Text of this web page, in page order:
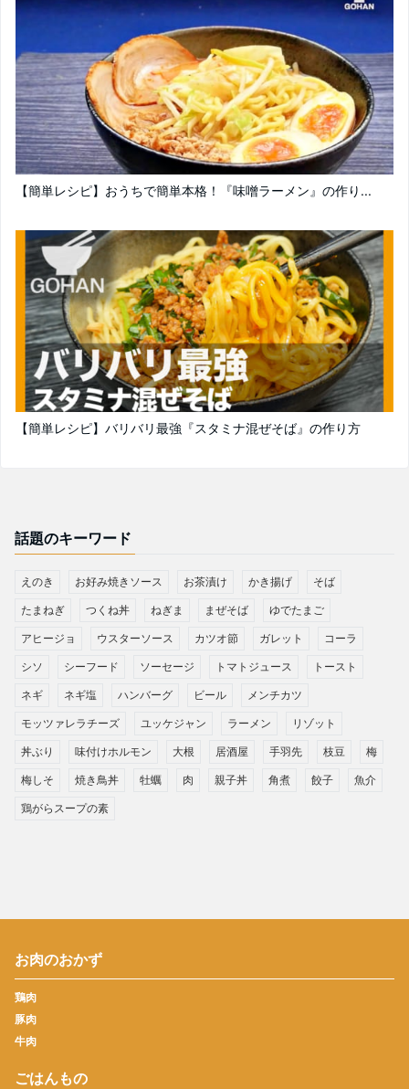
【簡単レシピ】おうちで簡単本格！『味噌ラーメン』の作り...
【簡単レシピ】バリバリ最強『スタミナ混ぜそば』の作り方
話題のキーワード
えのき お好み焼きソース お茶漬け かき揚げ そば
たまねぎ つくね丼 ねぎま まぜそば ゆでたまご
アヒージョ ウスターソース カツオ節 ガレット コーラ
シソ シーフード ソーセージ トマトジュース トースト
ネギ ネギ塩 ハンバーグ ビール メンチカツ
モッツァレラチーズ ユッケジャン ラーメン リゾット
丼ぶり 味付けホルモン 大根 居酒屋 手羽先 枝豆 梅
梅しそ 焼き鳥丼 牡蠣 肉 親子丼 角煮 餃子 魚介
鶏がらスープの素
お肉のおかず
鶏肉
豚肉
牛肉
ごはんもの